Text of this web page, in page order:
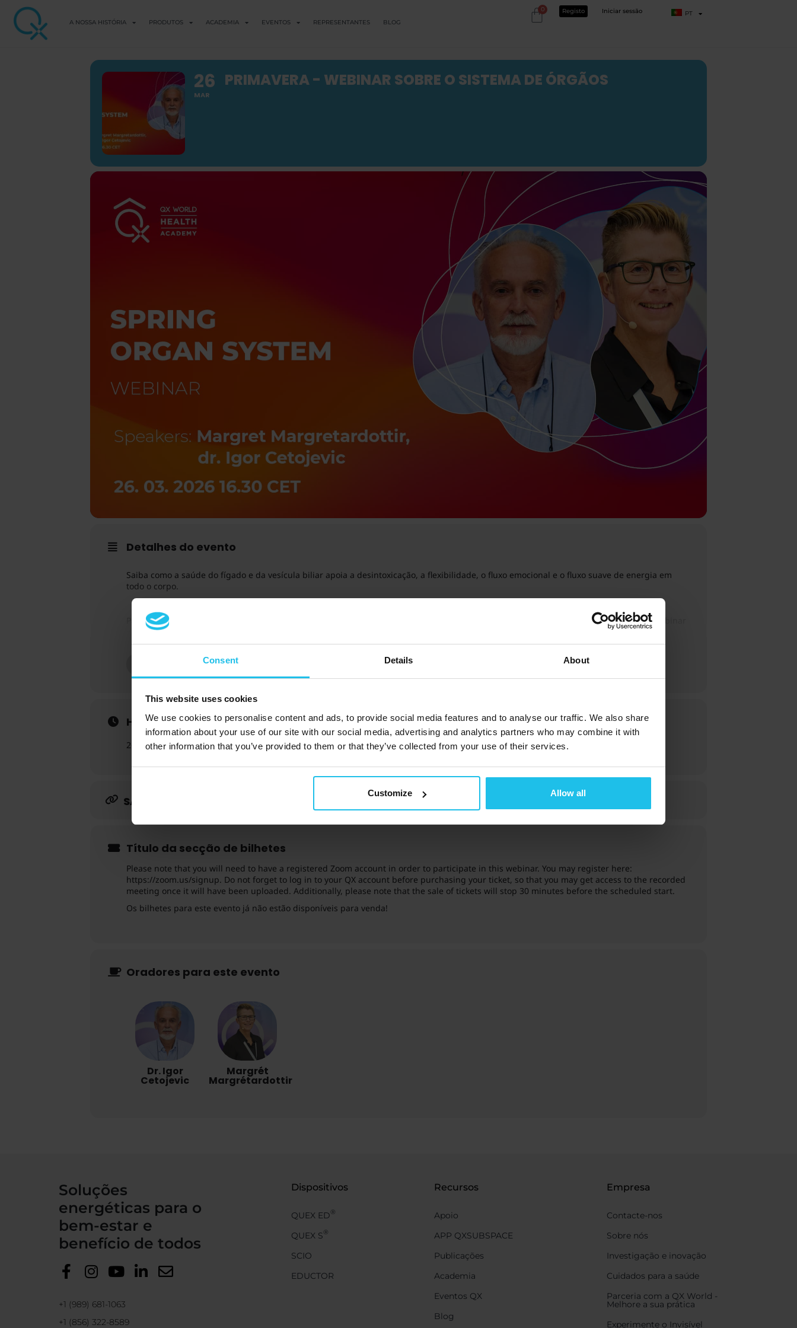
Consent Details About
This website uses cookies
We use cookies to personalise content and ads, to provide social media features and to analyse our traffic. We also share
information about your use of our site with our social media, advertising and analytics partners who may combine it with
other information that you’ve provided to them or that they’ve collected from your use of their services.
Customize Allow all
A NOSSA HISTÓRIA PRODUTOS ACADEMIA EVENTOS REPRESENTANTES BLOG
0 Registo Iniciar sessão PT
26
MAR
PRIMAVERA - WEBINAR SOBRE O SISTEMA DE ÓRGÃOS
Detalhes do evento
Saiba como a saúde do fígado e da vesícula biliar apoia a desintoxicação, a flexibilidade, o fluxo emocional e o fluxo suave de energia em
todo o corpo.
Para participar neste webinar, é necessário ter uma conta Zoom registada. Pode registar-se
. Além disso, note que o registo no webinar
será interrompido 30 minutos antes do início previsto.
Horário
26 de março de 202616:30h-6:00 pm
SAIBA MAIS
Título da secção de bilhetes
Please note that you will need to have a registered Zoom account in order to participate in this webinar. You may register here:
https://zoom.us/signup. Do not forget to log in to your QX account before purchasing your ticket, so that you may get access to the recorded
meeting once it will have been uploaded. Additionally, please note that the sale of tickets will stop 30 minutes before the scheduled start.
Os bilhetes para este evento já não estão disponíveis para venda!
Oradores para este evento
Dr. Igor
Cetojevic
Margrét
Margrétardottir
Soluções
energéticas para o
bem-estar e
benefício de todos
+1 (989) 681-1063
+1 (856) 322-8589
Dispositivos
QUEX ED®
QUEX S®
SCIO
EDUCTOR
Recursos
Apoio
APP QXSUBSPACE
Publicações
Academia
Eventos QX
Blog
Empresa
Contacte-nos
Sobre nós
Investigação e inovação
Cuidados para a saúde
Parceria com a QX World -
Melhore a sua prática
Experimente o Invisível